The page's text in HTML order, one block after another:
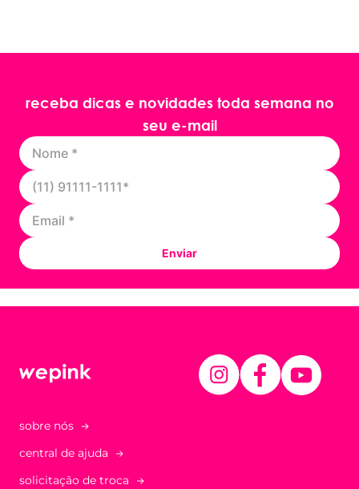
receba dicas e novidades toda semana no
seu e-mail
Enviar
sobre nós
central de ajuda
solicitação de troca